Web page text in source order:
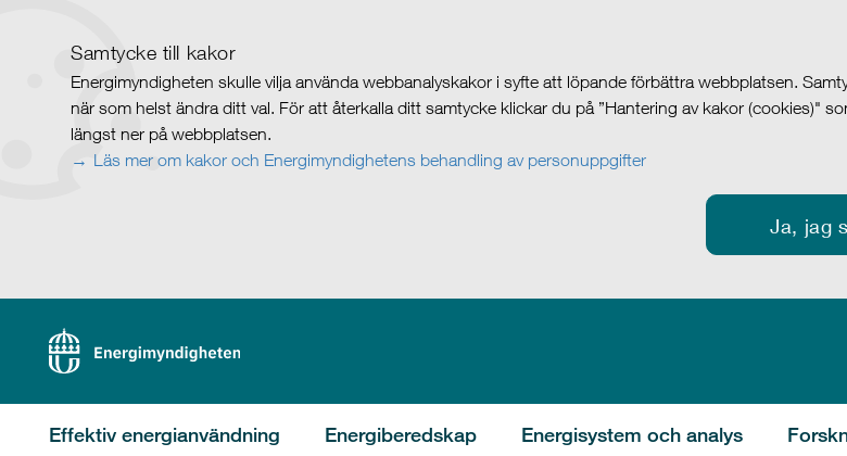
Samtycke till kakor
Energimyndigheten skulle vilja använda webbanalyskakor i syfte att löpande förbättra webbplatsen.
när som helst ändra ditt val. För att återkalla ditt samtycke klickar du på ”Hantering av kakor (cookies)"
längst ner på webbplatsen.
Läs mer om kakor och Energimyndighetens behandling av personuppgifter
Ja, jag
Effektiv energianvändning Energiberedskap Energisystem och analys